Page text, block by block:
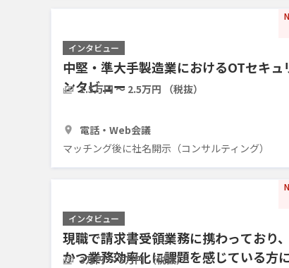
インタビュー
中堅・準大手製造業におけるOTセキ
ンタビュー
1.5万円 〜 2.5万円 （税抜）
電話・Web会議
マッチング後に社名開示（コンサルティング）
インタビュー
現職で請求書受領業務に携わっており
かつ業務効率化に課題を感じている方
3万円 〜 5万円 （税抜）